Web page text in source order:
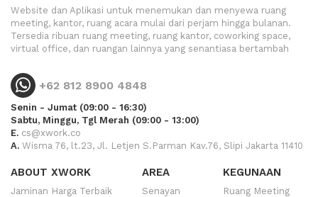
Website dan Aplikasi untuk menemukan dan menyewa ruang
meeting, kantor, ruang acara mulai dari perjam hingga bulanan.
Tersedia ribuan ruang meeting, ruang kantor, coworking space,
virtual office, dan ruangan lainnya yang senantiasa bertambah
+62 812 8900 4848
Senin - Jumat (09:00 - 16:30)
Sabtu, Minggu, Tgl Merah (09:00 - 13:00)
E. cs@xwork.co
A. Wisma 76, lt.23, Jl. Letjen S.Parman Kav.76, Slipi Jakarta 11410
ABOUT XWORK
Jaminan Harga Terbaik
AREA
Senayan
KEGUNAAN
Ruang Meeting